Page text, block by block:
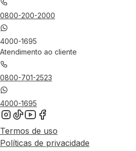
0800-200-2000
4000-1695
Atendimento ao cliente
0800-701-2523
4000-1695
Termos de uso
Políticas de privacidade